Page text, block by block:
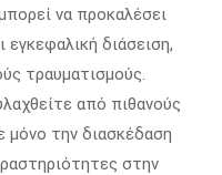
να προκαλέσει
εγκεφαλική διάσειση,
τραυματισμούς.
από πιθανούς
μόνο την διασκέδαση
στην